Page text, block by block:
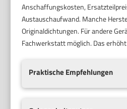
Anschaffungskosten,
Austauschaufwand. Manche
Originaldichtungen. Für andere
Fachwerkstatt möglich. Das
Praktische Empfehlungen